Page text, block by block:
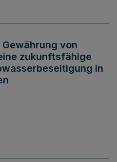
von
zukunftsfähige
in